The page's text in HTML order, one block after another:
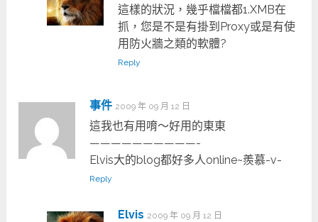
這樣的狀況，幾乎檔檔都1.XMB在
抓，您是不是有掛到Proxy或是有使
用防火牆之類的軟體?
Reply
事件 2009 年 09 月 12 日
這我也有用唷～好用的東東
——————————-
Elvis大的blog都好多人online~羨慕-v-
Reply
Elvis 2009 年 09 月 12 日